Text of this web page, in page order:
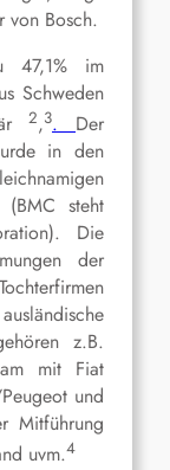
von Bosch.
47,1% im
Schweden
2,3. Der
in den
(BMC steht
Die
der
z.B.
mit Fiat
und
Mitführung
uvm.4